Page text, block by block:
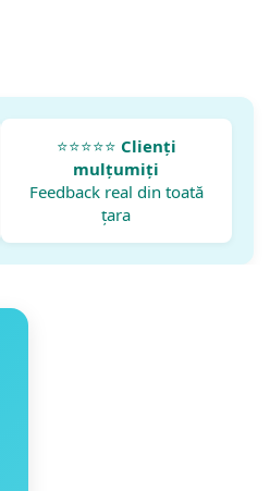
⭐⭐⭐⭐⭐ Clienți
mulțumiți
Feedback real din toată
țara